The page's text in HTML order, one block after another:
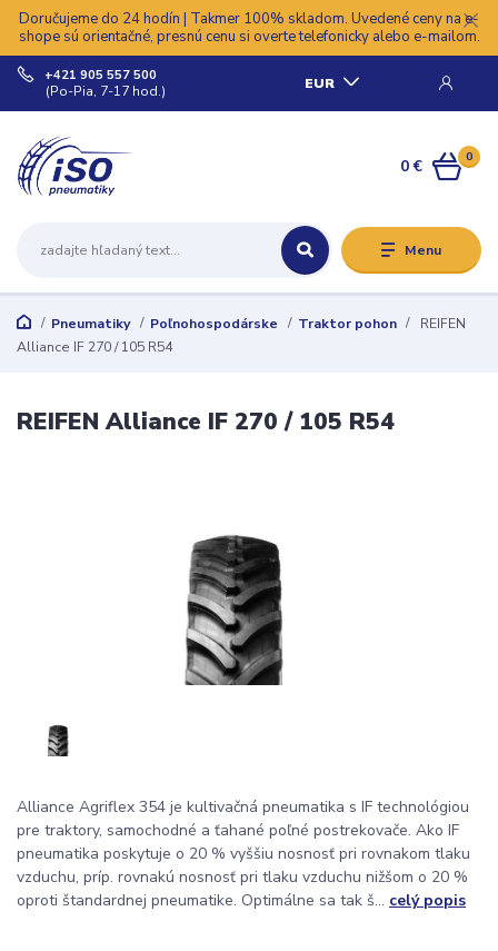
Doručujeme do 24 hodín | Takmer 100% skladom. Uvedené ceny na e-
shope sú orientačné, presnú cenu si overte telefonicky alebo e-mailom.
Menu
EUR
+421 905 557 500
(Po-Pia, 7-17 hod.)
0
0 €
Pneumatiky Poľnohospodárske Traktor pohon
REIFEN
Alliance IF 270 / 105 R54
REIFEN Alliance IF 270 / 105 R54
Alliance Agriflex 354 je kultivačná pneumatika s IF technológiou
pre traktory, samochodné a ťahané poľné postrekovače. Ako IF
pneumatika poskytuje o 20 % vyššiu nosnosť pri rovnakom tlaku
vzduchu, príp. rovnakú nosnosť pri tlaku vzduchu nižšom o 20 %
oproti štandardnej pneumatike. Optimálne sa tak š... celý popis